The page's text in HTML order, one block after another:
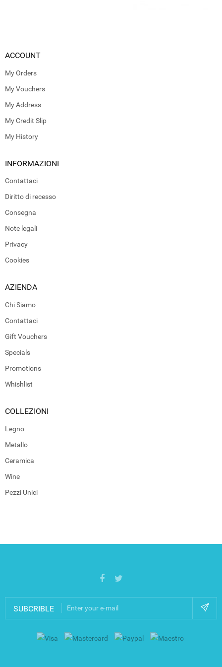
ACCOUNT
My Orders
My Vouchers
My Address
My Credit Slip
My History
INFORMAZIONI
Contattaci
Diritto di recesso
Consegna
Note legali
Privacy
Cookies
AZIENDA
Chi Siamo
Contattaci
Gift Vouchers
Specials
Promotions
Whishlist
COLLEZIONI
Legno
Metallo
Ceramica
Wine
Pezzi Unici
SUBCRIBLE